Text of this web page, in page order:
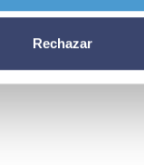
Rechazar